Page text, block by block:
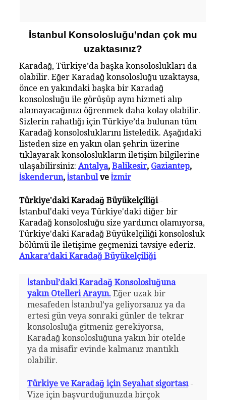
İstanbul Konsolosluğu’ndan çok mu
uzaktasınız?
Karadağ, Türkiye’da başka konsoloslukları da
olabilir. Eğer Karadağ konsolosluğu uzaktaysa,
önce en yakındaki başka bir Karadağ
konsolosluğu ile görüşüp aynı hizmeti alıp
alamayacağınızı öğrenmek daha kolay olabilir.
Sizlerin rahatlığı için Türkiye’da bulunan tüm
Karadağ konsolosluklarını listeledik. Aşağıdaki
listeden size en yakın olan şehrin üzerine
tıklayarak konsoloslukların iletişim bilgilerine
ulaşabilirsiniz:Antalya,Balikesir, Gaziantep,
İskenderun, İstanbulve İzmir
Türkiye'daki Karadağ Büyükelçiliği-
İstanbul'daki veya Türkiye'daki diğer bir
Karadağ konsolosluğu size yardımcı olamıyorsa,
Türkiye'daki Karadağ Büyükelçiliği konsolosluk
bölümü ile iletişime geçmenizi tavsiye ederiz.
Ankara’daki Karadağ Büyükelçiliği
İstanbul’daki Karadağ Konsolosluğuna
yakın Otelleri Arayın.Eğer uzak bir
mesafeden İstanbul’ya geliyorsanız ya da
ertesi gün veya sonraki günler de tekrar
konsolosluğa gitmeniz gerekiyorsa,
Karadağ konsolosluğuna yakın bir otelde
ya da misafir evinde kalmanız mantıklı
olabilir.
Türkiye ve Karadağ için Seyahat sigortası-
Vize için başvurduğunuzda birçok